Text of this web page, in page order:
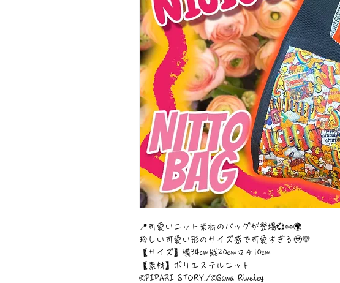
📍可愛いニット素材のバッグが登場💞👀🌍
珍しい可愛い形のサイズ感で可愛すぎる🥹💛
【サイズ】横34cm縦20cmマチ10cm
【素材】ポリエステルニット
©︎PIPARI STORY./©︎Sawa Riveley